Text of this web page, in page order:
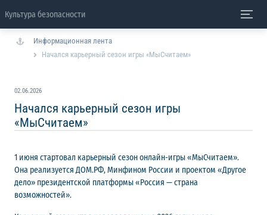
Культура безопасности
Информационная лента
Начался карьерный сезон игры «МыСчитаем»
02.06.2026
Начался карьерный сезон игры
«МыСчитаем»
1 июня стартовал карьерный сезон онлайн-игры «МыСчитаем».
Она реализуется ДОМ.РФ, Минфином России и проектом «Другое
дело» президентской платформы «Россия — страна
возможностей».